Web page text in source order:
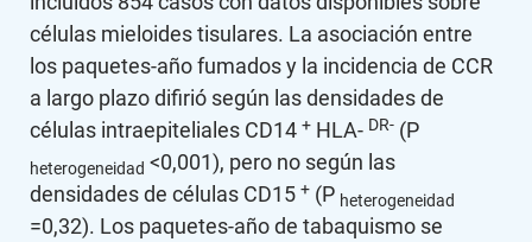
células mieloides tisulares. La asociación entre
los paquetes-año fumados y la incidencia de CCR
a largo plazo difirió según las densidades de
células intraepiteliales CD14 + HLA- DR- (P
heterogeneidad <0,001), pero no según las
densidades de células CD15 + (P heterogeneidad
=0,32). Los paquetes-año de tabaquismo se